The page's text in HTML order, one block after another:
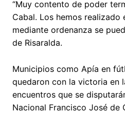
“Muy contento de poder
Cabal. Los hemos
mediante ordenanza se
de Risaralda.
Municipios como Apía en
quedaron con la victoria en
encuentros que se
Nacional Francisco José de